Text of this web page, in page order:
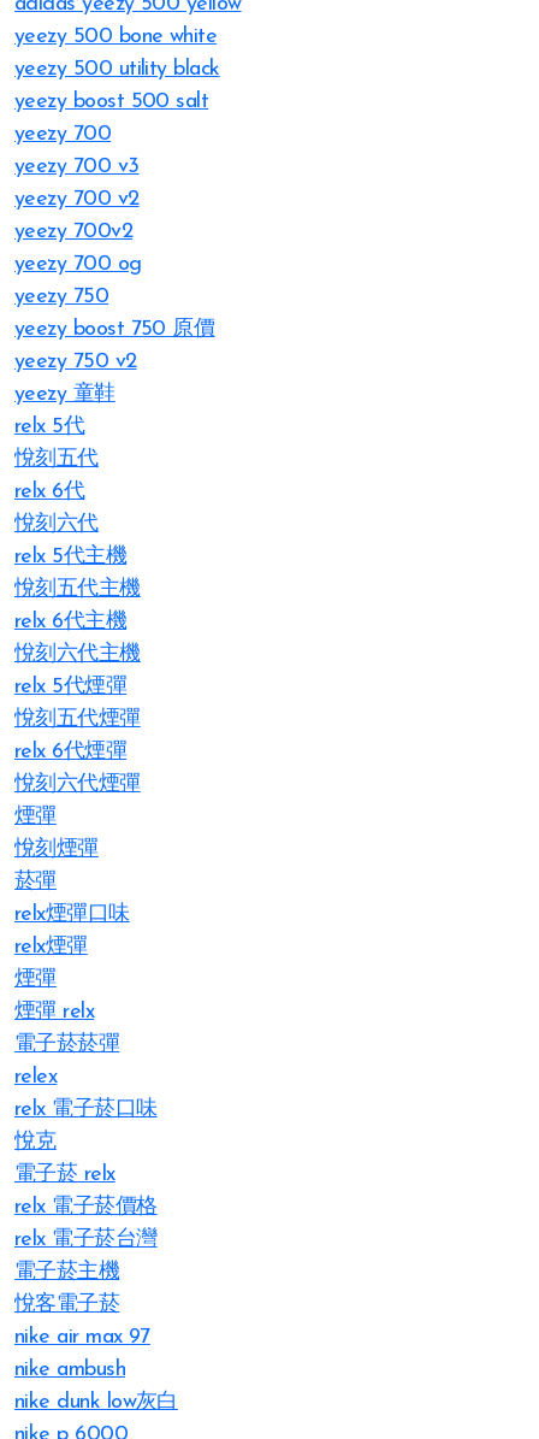
yeezy 500 bone white
yeezy 500 utility black
yeezy boost 500 salt
yeezy 700
yeezy 700 v3
yeezy 700 v2
yeezy 700v2
yeezy 700 og
yeezy 750
yeezy boost 750 原價
yeezy 750 v2
yeezy 童鞋
relx 5代
悅刻五代
relx 6代
悅刻六代
relx 5代主機
悅刻五代主機
relx 6代主機
悅刻六代主機
relx 5代煙彈
悅刻五代煙彈
relx 6代煙彈
悅刻六代煙彈
煙彈
悅刻煙彈
菸彈
relx煙彈口味
relx煙彈
煙彈
煙彈 relx
電子菸菸彈
relex
relx 電子菸口味
悅克
電子菸 relx
relx 電子菸價格
relx 電子菸台灣
電子菸主機
悅客電子菸
nike air max 97
nike ambush
nike dunk low灰白